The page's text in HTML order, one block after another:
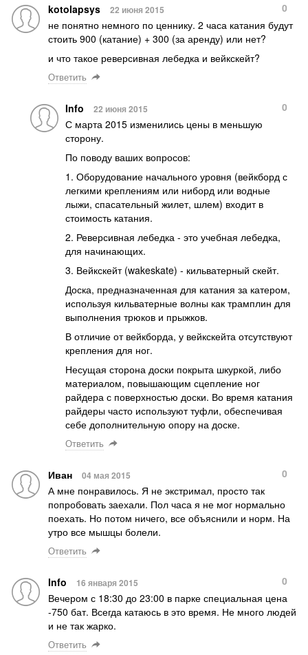
kotolapsys 22 июня 2015
не понятно немного по ценнику. 2 часа катания будут
стоить 900 (катание) + 300 (за аренду) или нет?
и что такое реверсивная лебедка и вейкскейт?
0
Ответить
Info 22 июня 2015
С марта 2015 изменились цены в меньшую
сторону.
По поводу ваших вопросов:
1. Оборудование начального уровня (вейкборд с
легкими креплениям или ниборд или водные
лыжи, спасательный жилет, шлем) входит в
стоимость катания.
2. Реверсивная лебедка - это учебная лебедка,
для начинающих.
3. Вейкскейт (wakeskate) - кильватерный скейт.
Доска, предназначенная для катания за катером,
используя кильватерные волны как трамплин для
выполнения трюков и прыжков.
В отличие от вейкборда, у вейкскейта отсутствуют
крепления для ног.
Несущая сторона доски покрыта шкуркой, либо
материалом, повышающим сцепление ног
райдера с поверхностью доски. Во время катания
райдеры часто используют туфли, обеспечивая
себе дополнительную опору на доске.
0
Ответить
Иван 04 мая 2015
А мне понравилось. Я не экстримал, просто так
попробовать заехали. Пол часа я не мог нормально
поехать. Но потом ничего, все объяснили и норм. На
утро все мышцы болели.
0
Ответить
Info 16 января 2015
Вечером с 18:30 до 23:00 в парке специальная цена
-750 бат. Всегда катаюсь в это время. Не много людей
и не так жарко.
0
Ответить